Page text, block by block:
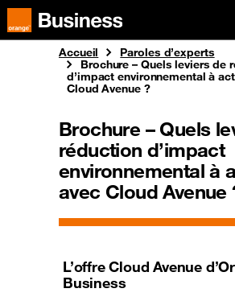
Aller au menu
Orange Business
Accueil
Paroles d’experts
Brochure – Quels leviers de
d’impact environnemental à
Cloud Avenue ?
Brochure – Quels
réduction d’impact
environnemental à
avec Cloud Avenue
L’offre Cloud Avenue
Business